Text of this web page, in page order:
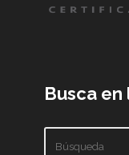
Busca en